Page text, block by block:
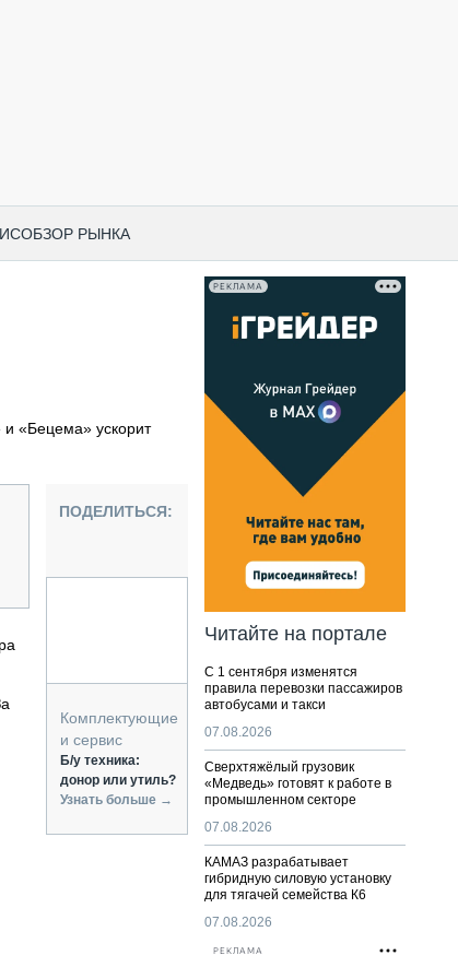
ОБЗОР РЫНКА
ТЕХНИКА
ТРАНСПОРТ
СКЛАД
И СЕРВИС
«Бецема» ускорит
ПОДЕЛИТЬСЯ:
Комплектующие
и сервис
Б/у техника:
донор или утиль?
Узнать больше →
РЕКЛАМА
Читайте на портале
С 1 сентября изменятся
правила перевозки пассажиров
автобусами и такси
07.08.2026
Сверхтяжёлый грузовик
«Медведь» готовят к работе в
промышленном секторе
07.08.2026
КАМАЗ разрабатывает
гибридную силовую установку
для тягачей семейства К6
07.08.2026
РЕКЛАМА